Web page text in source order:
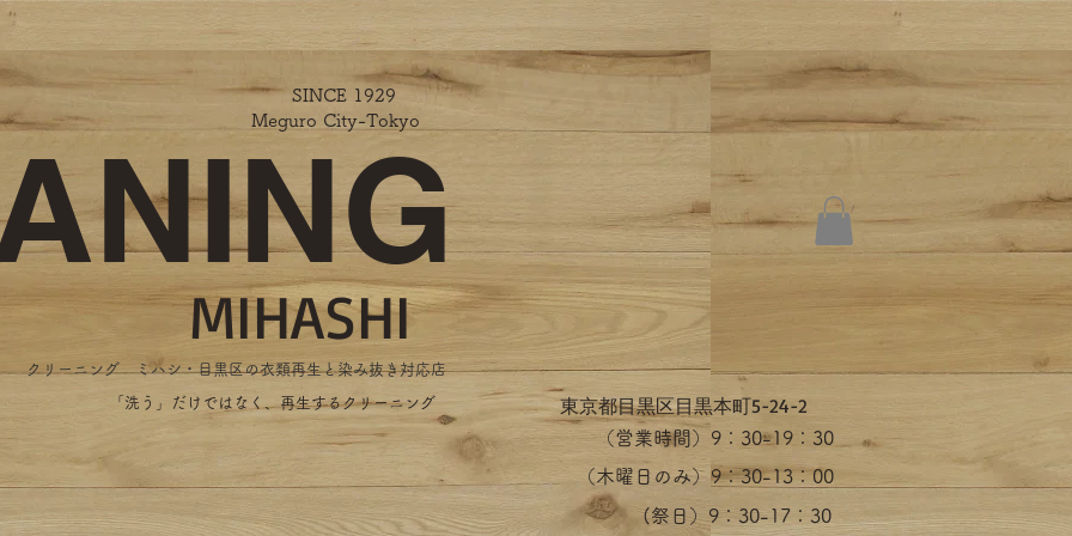
SINCE 1929
Meguro City-Tokyo
MIHASHI
​クリーニング ミハシ・目黒区の衣類再生と染み抜き対応店
​「洗う」だけではなく、再生するクリーニング ​東京都目黒区目黒本町5-24-2
（営業時間）​9：30-19：30
（木曜日のみ）9：30-13：00
​(祭日）9：30-17：30